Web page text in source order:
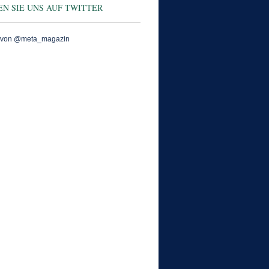
SIE UNS AUF TWITTER
@meta_magazin